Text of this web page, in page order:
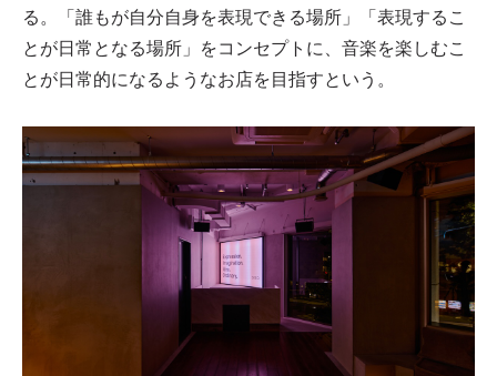
る。「誰もが自分自身を表現できる場所」「表現するこ
とが日常となる場所」をコンセプトに、音楽を楽しむこ
とが日常的になるようなお店を目指すという。